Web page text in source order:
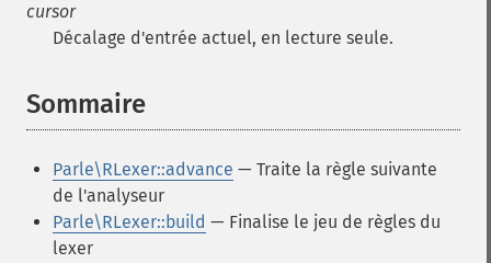
cursor
Décalage d'entrée actuel, en lecture seule.
Sommaire
Parle\RLexer::advance — Traite la règle suivante
de l'analyseur
Parle\RLexer::build — Finalise le jeu de règles du
lexer